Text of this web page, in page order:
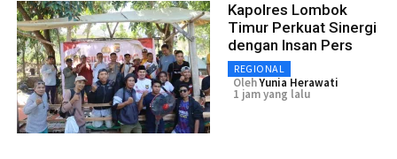
Kapolres Lombok
Timur Perkuat Sinergi
dengan Insan Pers
REGIONAL
OlehYunia Herawati
1 jam yang lalu